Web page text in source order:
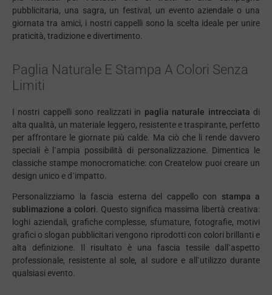
pubblicitaria, una sagra, un festival, un evento aziendale o una
giornata tra amici, i nostri cappelli sono la scelta ideale per unire
praticità, tradizione e divertimento.
Paglia Naturale E Stampa A Colori Senza
Limiti
I nostri cappelli sono realizzati in paglia naturale intrecciata di
alta qualità, un materiale leggero, resistente e traspirante, perfetto
per affrontare le giornate più calde. Ma ciò che li rende davvero
speciali è l`ampia possibilità di personalizzazione. Dimentica le
classiche stampe monocromatiche: con Createlow puoi creare un
design unico e d`impatto.
Personalizziamo la fascia esterna del cappello con stampa a
sublimazione a colori. Questo significa massima libertà creativa:
loghi aziendali, grafiche complesse, sfumature, fotografie, motivi
grafici o slogan pubblicitari vengono riprodotti con colori brillanti e
alta definizione. Il risultato è una fascia tessile dall`aspetto
professionale, resistente al sole, al sudore e all`utilizzo durante
qualsiasi evento.